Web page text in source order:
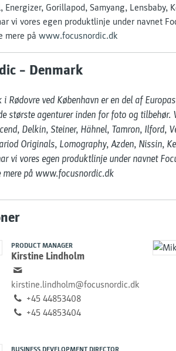
Energizer, Gorillapod, Samyang, Lensbaby,
vi vores egen produktlinje under navnet
mere på www.focusnordic.dk
– Denmark
i Rødovre ved København er en del af
største agenturer inden for foto og tilbehør.
Delkin, Steiner, Hähnel, Tamron, Ilford,
Originals, Lomography, Azden, Nissin,
vi vores egen produktlinje under navnet
mere på www.focusnordic.dk
PRODUCT MANAGER
Kirstine Lindholm
kirstine.lindholm@focusnordic.dk
+45 44853408
+45 44853404
BUSINESS DEVELOPMENT DIRECTOR